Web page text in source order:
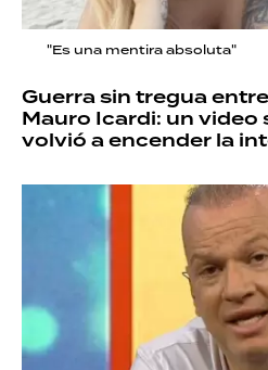
"Es una mentira absoluta"
Guerra sin tregua
Mauro Icardi: un video
volvió a encender la